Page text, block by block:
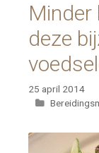
Minder
deze
25 april 2014
Categorieën